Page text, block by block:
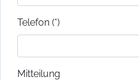
Telefon (*)
Mitteilung